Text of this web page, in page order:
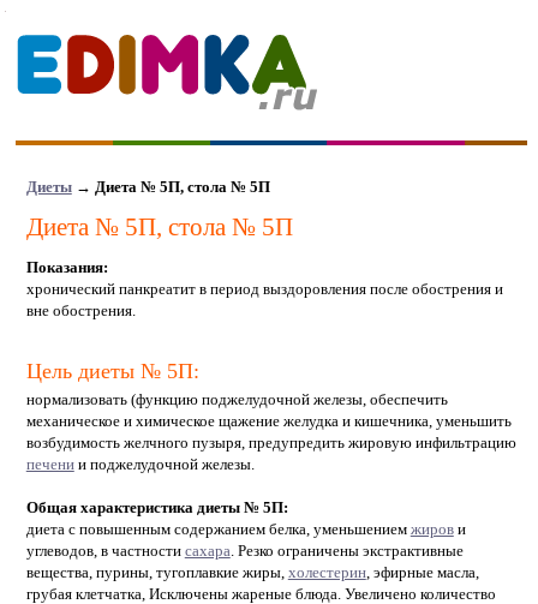
Диеты→ Диета № 5П, стола № 5П
Диета № 5П, стола № 5П
Показания:
хронический панкреатит в период выздоровления после обострения и
вне обострения.
Цель диеты № 5П:
нормализовать (функцию поджелудочной железы, обеспечить
механическое и химическое щажение желудка и кишечника, уменьшить
возбудимость желчного пузыря, предупредить жировую инфильтрацию
печении поджелудочной железы.
Общая характеристика диеты № 5П:
диета с повышенным содержанием белка, уменьшением жирови
углеводов, в частности сахара . Резко ограничены экстрактивные
вещества, пурины, тугоплавкие жиры, холестерин, эфирные масла,
грубая клетчатка, Исключены жареные блюда. Увеличено количество